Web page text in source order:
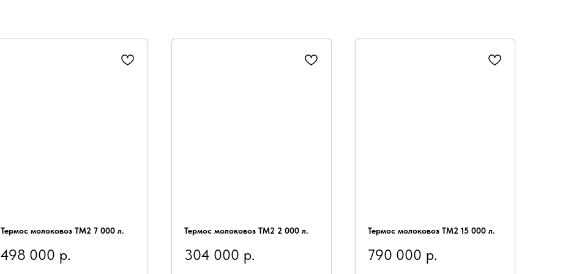
Термос молоковоз ТМ2 7 000 л.
498 000 р.
Термос молоковоз ТМ2 2 000 л.
304 000 р.
Термос молоковоз ТМ2 15 000 л.
790 000 р.